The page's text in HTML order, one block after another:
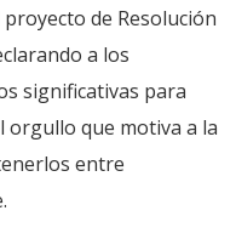
de Resolución
a los
significativas para
orgullo que motiva a la
entre